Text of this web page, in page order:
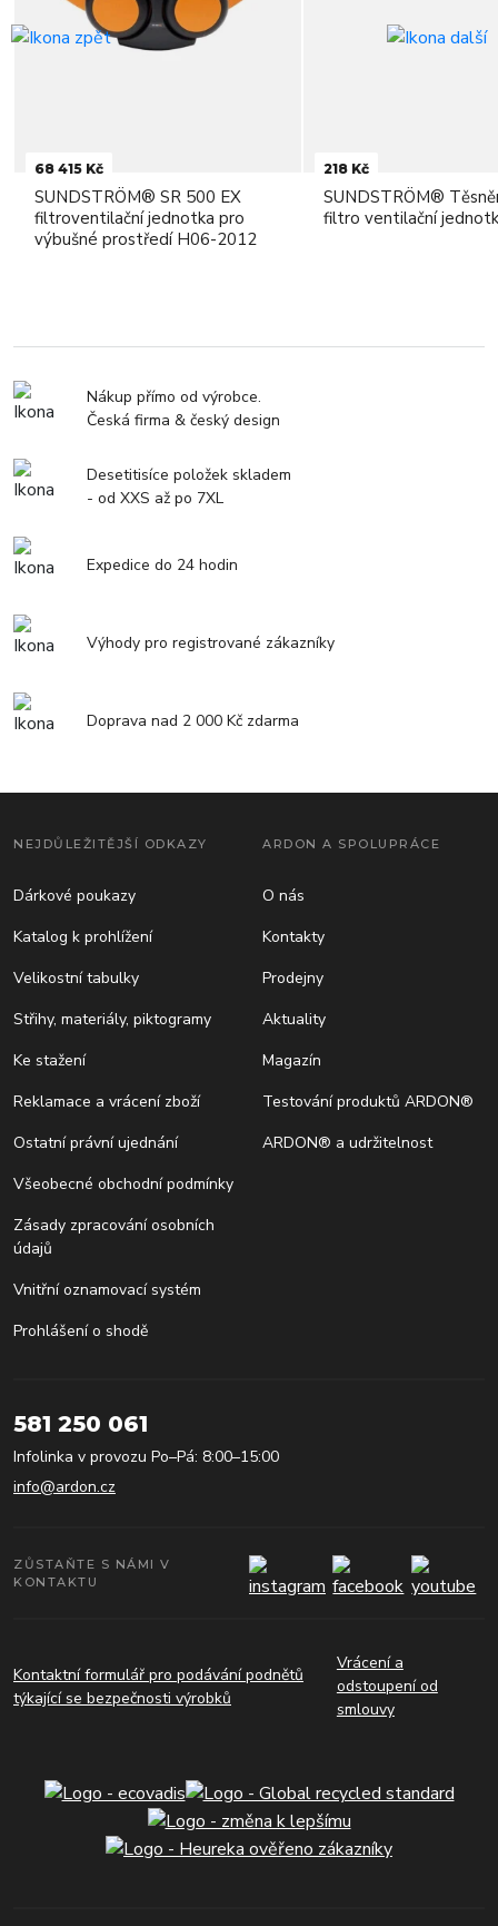
68 415 Kč
SUNDSTRÖM® SR 500 EX
filtroventilační jednotka pro
výbušné prostředí H06-2012
218 Kč
SUNDSTRÖM®
filtro ventilační
Nákup přímo od výrobce.
Česká firma & český design
Desetitisíce položek skladem
- od XXS až po 7XL
Expedice do 24 hodin
Výhody pro registrované zákazníky
Doprava nad 2 000 Kč zdarma
NEJDŮLEŽITĚJŠÍ ODKAZY
Dárkové poukazy
Katalog k prohlížení
Velikostní tabulky
Střihy, materiály, piktogramy
Ke stažení
Reklamace a vrácení zboží
Ostatní právní ujednání
Všeobecné obchodní podmínky
Zásady zpracování osobních
údajů
Vnitřní oznamovací systém
Prohlášení o shodě
ARDON A SPOLUPRÁCE
O nás
Kontakty
Prodejny
Aktuality
Magazín
Testování produktů ARDON®
ARDON® a udržitelnost
581 250 061
Infolinka v provozu Po–Pá: 8:00–15:00
info@ardon.cz
ZŮSTAŇTE S NÁMI V
KONTAKTU
Kontaktní formulář pro podávání podnětů
týkající se bezpečnosti výrobků
Vrácení a
odstoupení od
smlouvy